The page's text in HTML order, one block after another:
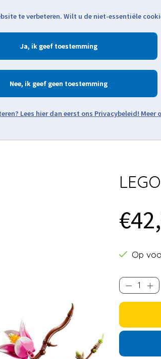
Zoeken
Op
te verbeteren. Wilt u de niet-essentiële
Ja
Nee
Meer